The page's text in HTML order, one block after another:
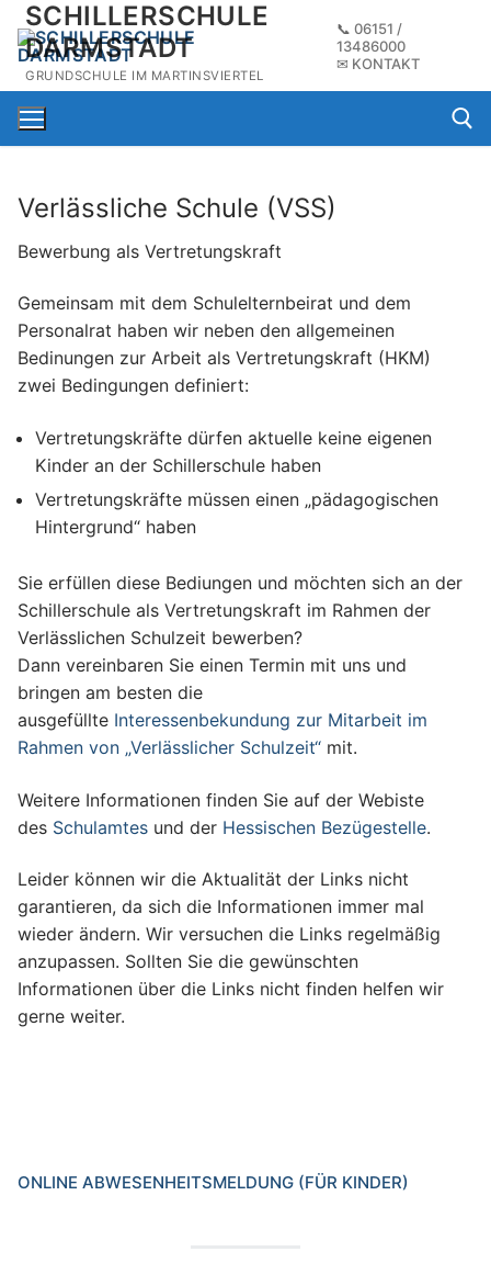
Zum
Inhalt
springen
SCHILLERSCHULE
DARMSTADT
GRUNDSCHULE IM MARTINSVIERTEL
📞06151 /
13486000
✉ KONTAKT
Verlässliche Schule (VSS)
Bewerbung als Vertretungskraft
Gemeinsam mit dem Schulelternbeirat und dem
Personalrat haben wir neben den allgemeinen
Bedinungen zur Arbeit als Vertretungskraft (HKM)
zwei Bedingungen definiert:
Vertretungskräfte dürfen aktuelle keine eigenen
Kinder an der Schillerschule haben
Vertretungskräfte müssen einen „pädagogischen
Hintergrund“ haben
Sie erfüllen diese Bediungen und möchten sich an der
Schillerschule als Vertretungskraft im Rahmen der
Verlässlichen Schulzeit bewerben?
Dann vereinbaren Sie einen Termin mit uns und
bringen am besten die
ausgefüllte Interessenbekundung zur Mitarbeit im
Rahmen von „Verlässlicher Schulzeit“ mit.
Weitere Informationen finden Sie auf der Webiste
des Schulamtes und der Hessischen Bezügestelle.
Leider können wir die Aktualität der Links nicht
garantieren, da sich die Informationen immer mal
wieder ändern. Wir versuchen die Links regelmäßig
anzupassen. Sollten Sie die gewünschten
Informationen über die Links nicht finden helfen wir
gerne weiter.
ONLINE ABWESENHEITSMELDUNG (FÜR KINDER)